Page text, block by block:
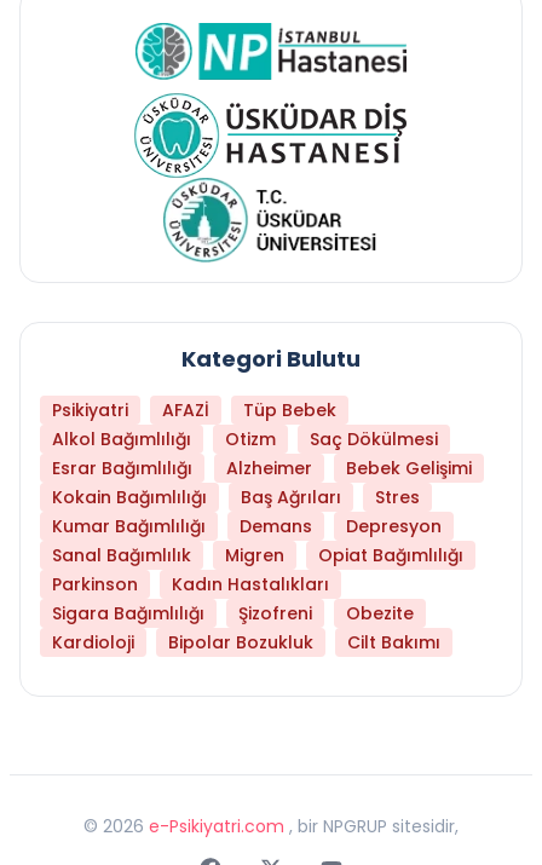
Kategori Bulutu
Psikiyatri AFAZİ
Tüp Bebek
Alkol Bağımlılığı
Otizm
Saç Dökülmesi
Esrar Bağımlılığı
Alzheimer
Bebek Gelişimi
Kokain Bağımlılığı
Baş Ağrıları
Stres
Kumar Bağımlılığı
Demans
Depresyon
Sanal Bağımlılık
Migren
Opiat Bağımlılığı
Parkinson
Kadın Hastalıkları
Sigara Bağımlılığı
Şizofreni
Obezite
Kardioloji
Bipolar Bozukluk Cilt Bakımı
© 2026 e-Psikiyatri.com , bir NPGRUP sitesidir,